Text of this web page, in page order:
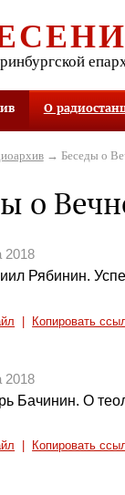
О
→ Беседы о
о
2018
Рябинин.
Копировать
2018
Бачинин. О
Копировать